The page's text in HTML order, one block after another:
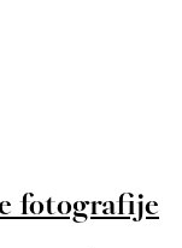
fotografije